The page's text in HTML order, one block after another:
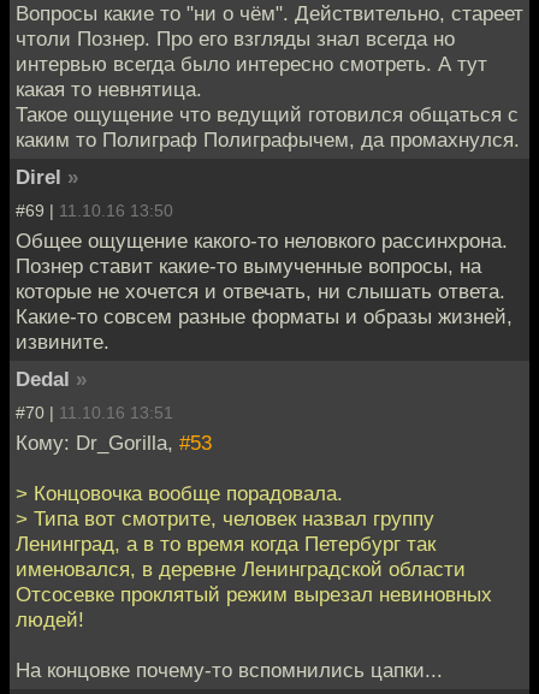
Вопросы какие то "ни о чём". Действительно, стареет
чтоли Познер. Про его взгляды знал всегда но
интервью всегда было интересно смотреть. А тут
какая то невнятица.
Такое ощущение что ведущий готовился общаться с
каким то Полиграф Полиграфычем, да промахнулся.
Direl »
#69 | 11.10.16 13:50
Общее ощущение какого-то неловкого рассинхрона.
Познер ставит какие-то вымученные вопросы, на
которые не хочется и отвечать, ни слышать ответа.
Какие-то совсем разные форматы и образы жизней,
извините.
Dedal »
#70 | 11.10.16 13:51
Кому: Dr_Gorilla, #53
> Концовочка вообще порадовала.
> Типа вот смотрите, человек назвал группу
Ленинград, а в то время когда Петербург так
именовался, в деревне Ленинградской области
Отсосевке проклятый режим вырезал невиновных
людей!
На концовке почему-то вспомнились цапки...